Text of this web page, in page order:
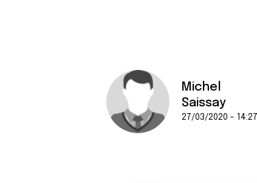
Michel
Saissay
27/03/2020 - 14:27